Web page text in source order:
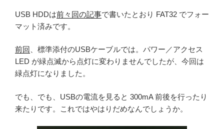
USB HDDは前々回の記事で書いたとおり FAT32 でフォー
マット済みです。
前回 、標準添付のUSBケーブルでは。パワー／アクセス
LED が緑点滅から点灯に変わりませんでしたが、今回は
緑点灯になりました。
でも、でも、USBの電流を見ると 300mA 前後を行ったり
来たりです。これではやはりだめなんでしょうか。